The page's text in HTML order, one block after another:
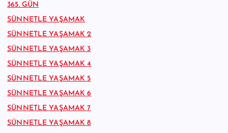
365. GÜN
SÜNNETLE YAŞAMAK
SÜNNETLE YAŞAMAK 2
SÜNNETLE YAŞAMAK 3
SÜNNETLE YAŞAMAK 4
SÜNNETLE YAŞAMAK 5
SÜNNETLE YAŞAMAK 6
SÜNNETLE YAŞAMAK 7
SÜNNETLE YAŞAMAK 8